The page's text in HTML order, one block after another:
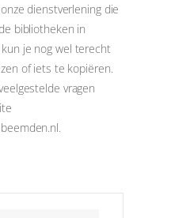
dienstverlening die
bibliotheken in
je nog wel terecht
of iets te kopiëren.
vragen